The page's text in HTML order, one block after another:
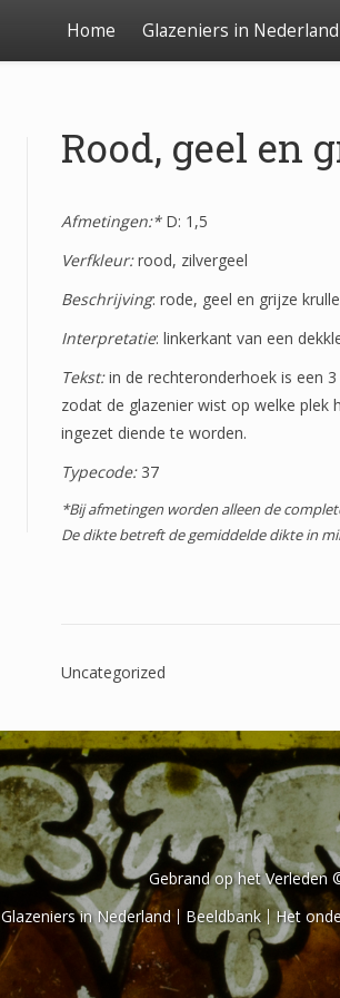
Home Glazeniers in Nederland
Rood, geel en
Afmetingen:* D: 1,5
Verfkleur:rood, zilvergeel
Beschrijving: rode, geel en grijze
Interpretatie: linkerkant van een
Tekst:in de rechteronderhoek is een
zodat de glazenier wist op welke plek
ingezet diende te worden.
Typecode:37
*Bij afmetingen worden alleen de
De dikte betreft de gemiddelde dikte in
Uncategorized
Gebrand op het Verleden
Glazeniers in Nederland Beeldbank Het